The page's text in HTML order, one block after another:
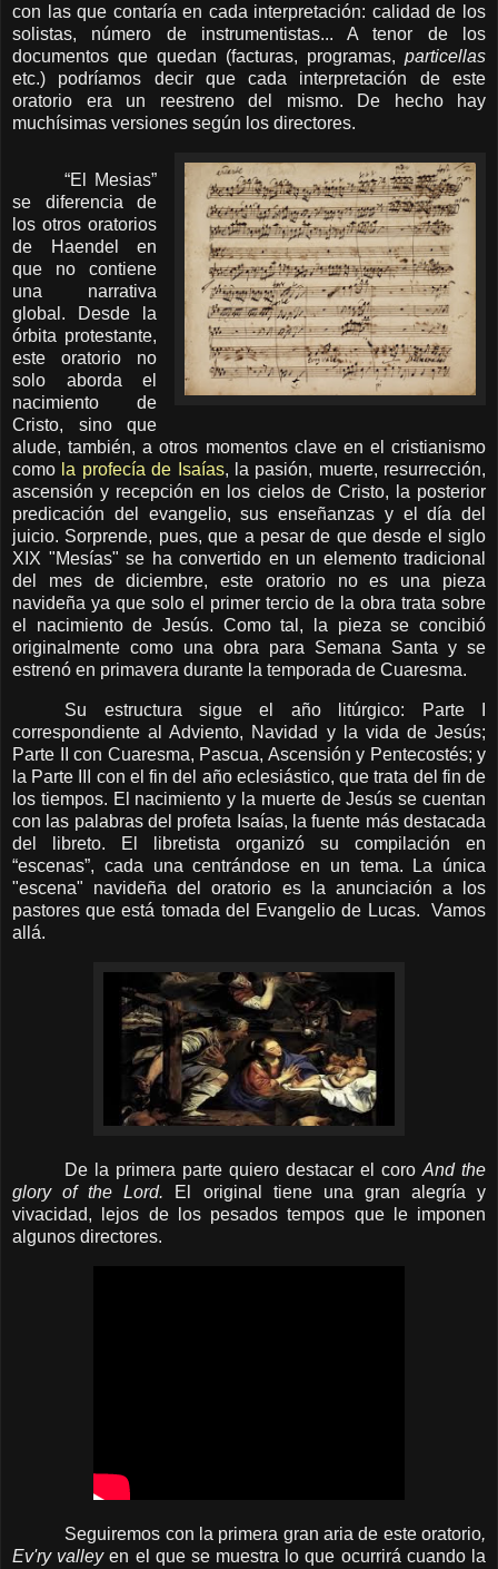
con las que contaría en cada interpretación: calidad de los
solistas, número de instrumentistas... A tenor de los
documentos que quedan (facturas, programas, particellas
etc.) podríamos decir que cada interpretación de este
oratorio era un reestreno del mismo. De hecho hay
muchísimas versiones según los directores.
“El Mesias”
se diferencia de
los otros oratorios
de Haendel en
que no contiene
una narrativa
global. Desde la
órbita protestante,
este oratorio no
solo aborda el
nacimiento de
Cristo, sino que
alude, también, a otros momentos clave en el cristianismo
como la profecía de Isaías, la pasión, muerte, resurrección,
ascensión y recepción en los cielos de Cristo, la posterior
predicación del evangelio, sus enseñanzas y el día del
juicio. Sorprende, pues, que a pesar de que desde el siglo
XIX "Mesías" se ha convertido en un elemento tradicional
del mes de diciembre, este oratorio no es una pieza
navideña ya que solo el primer tercio de la obra trata sobre
el nacimiento de Jesús. Como tal, la pieza se concibió
originalmente como una obra para Semana Santa y se
estrenó en primavera durante la temporada de Cuaresma.
Su estructura sigue el año litúrgico: Parte I
correspondiente al Adviento, Navidad y la vida de Jesús;
Parte II con Cuaresma, Pascua, Ascensión y Pentecostés; y
la Parte III con el fin del año eclesiástico, que trata del fin de
los tiempos. El nacimiento y la muerte de Jesús se cuentan
con las palabras del profeta Isaías, la fuente más destacada
del libreto.
El libretista organizó su compilación en
“escenas”, cada una centrándose en un tema.
La única
"escena" navideña del oratorio es la anunciación a los
pastores que está tomada del Evangelio de Lucas. Vamos
allá.
De la primera parte quiero destacar el coroAnd the
glory of the Lord. El original tiene una gran alegría y
vivacidad, lejos de los pesados tempos que le imponen
algunos directores.
Seguiremos con la primera gran aria de este oratorio,
Ev'ry valleyen el que se muestra lo que ocurrirá cuando la